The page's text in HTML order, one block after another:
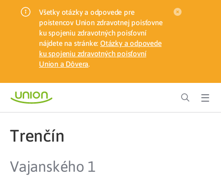
Všetky otázky a odpovede pre
poistencov Union zdravotnej poisťovne
ku spojeniu zdravotných poisťovní
nájdete na stránke: Otázky a odpovede
ku spojeniu zdravotných poisťovní
Union a Dôvera.
Trenčín
Vajanského 1